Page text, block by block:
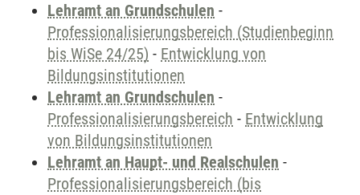
Lehramt an Grundschulen -
Professionalisierungsbereich (Studienbeginn
bis WiSe 24/25) - Entwicklung von
Bildungsinstitutionen
Lehramt an Grundschulen -
Professionalisierungsbereich - Entwicklung
von Bildungsinstitutionen
Lehramt an Haupt- und Realschulen -
Professionalisierungsbereich (bis